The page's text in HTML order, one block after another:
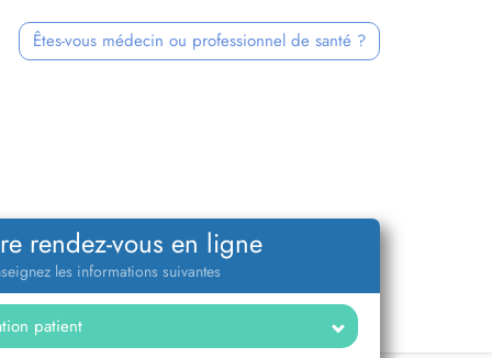
Êtes-vous médecin ou professionnel de santé ?
rendez-vous en ligne
les informations suivantes